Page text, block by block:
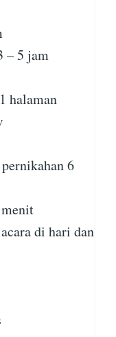
– 5 jam
halaman
6
di hari dan